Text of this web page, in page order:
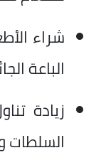
شراء
الباعة
زيادة
السلطات